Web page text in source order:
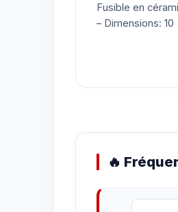
Fusible en
– Dimensions:
🔥